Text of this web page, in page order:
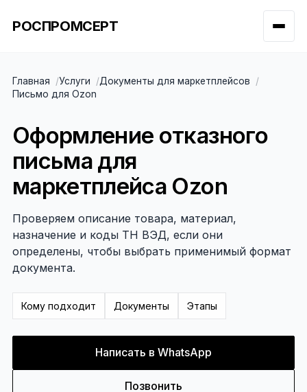
РОСПРОМСЕРТ
Главная Услуги
Документы для маркетплейсов
Письмо для Ozon
Оформление отказного
письма для
маркетплейса Ozon
Проверяем описание товара, материал,
назначение и коды ТН ВЭД, если они
определены, чтобы выбрать применимый формат
документа.
Кому подходит Документы Этапы
Написать в WhatsApp
Позвонить